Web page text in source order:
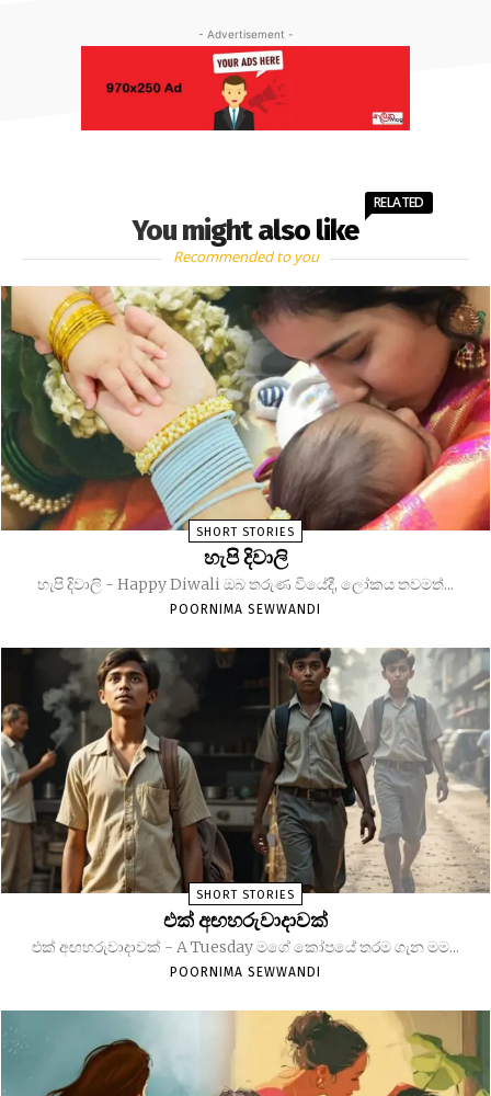
- Advertisement -
You might also like
RELATED
Recommended to you
SHORT STORIES
හැපි දිවාලි
හැපි දිවාලි - Happy Diwali ඔබ තරුණ වියේදී, ලෝකය තවමත්...
POORNIMA SEWWANDI
SHORT STORIES
එක් අඟහරුවාදාවක්
එක් අඟහරුවාදාවක් - A Tuesday මගේ කෝපයේ තරම ගැන මම...
POORNIMA SEWWANDI